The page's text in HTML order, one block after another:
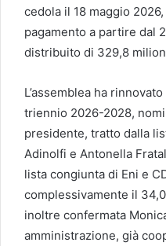
cedola il 18 maggio
pagamento a partire dal
distribuito di 329,8
L’assemblea ha
triennio 2026-2028,
presidente, tratto dalla
Adinolfi e Antonella
lista congiunta di Eni e
complessivamente il
inoltre confermata
amministrazione, già